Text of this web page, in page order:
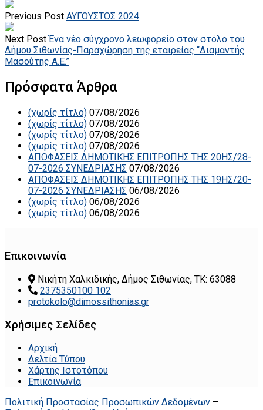
Previous Post ΑΥΓΟΥΣΤΟΣ 2024
Next Post Ένα νέο σύγχρονο λεωφορείο στον στόλο του
Δήμου Σιθωνίας-Παραχώρηση της εταιρείας “Διαμαντής
Μασούτης Α.Ε.”
Πρόσφατα Άρθρα
(χωρίς τίτλο) 07/08/2026
(χωρίς τίτλο) 07/08/2026
(χωρίς τίτλο) 07/08/2026
(χωρίς τίτλο) 07/08/2026
ΑΠΟΦΑΣΕΙΣ ΔΗΜΟΤΙΚΗΣ ΕΠΙΤΡΟΠΗΣ ΤΗΣ 20ΗΣ/28-
07-2026 ΣΥΝΕΔΡΙΑΣΗΣ 07/08/2026
ΑΠΟΦΑΣΕΙΣ ΔΗΜΟΤΙΚΗΣ ΕΠΙΤΡΟΠΗΣ ΤΗΣ 19ΗΣ/20-
07-2026 ΣΥΝΕΔΡΙΑΣΗΣ 06/08/2026
(χωρίς τίτλο) 06/08/2026
(χωρίς τίτλο) 06/08/2026
Επικοινωνία
Νικήτη Χαλκιδικής, Δήμος Σιθωνίας, ΤΚ: 63088
2375350100 102
protokolo@dimossithonias.gr
Χρήσιμες Σελίδες
Αρχική
Δελτία Τύπου
Χάρτης Ιστοτόπου
Επικοινωνία
Πολιτική Προστασίας Προσωπικών Δεδομένων –